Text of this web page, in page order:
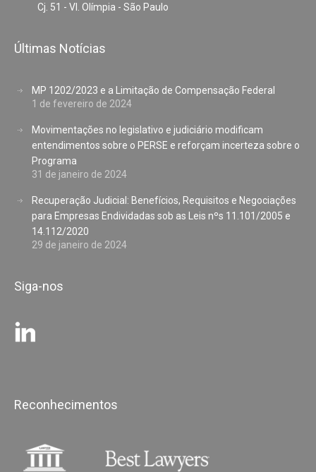
Cj. 51 - Vl. Olímpia - São Paulo
Últimas Notícias
MP 1202/2023 e a Limitação de Compensação Federal
1 de fevereiro de 2024
Movimentações no legislativo e judiciário modificam
entendimentos sobre o PERSE e reforçam incerteza sobre o
Programa
31 de janeiro de 2024
Recuperação Judicial: Benefícios, Requisitos e Negociações
para Empresas Endividadas sob as Leis nºs 11.101/2005 e
14.112/2020
29 de janeiro de 2024
Siga-nos
Reconhecimentos